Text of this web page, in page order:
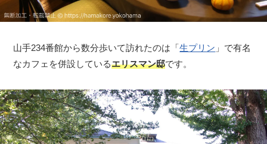
山手234番館から数分歩いて訪れたのは「生プリン 」で有名
なカフェを併設しているエリスマン邸です。